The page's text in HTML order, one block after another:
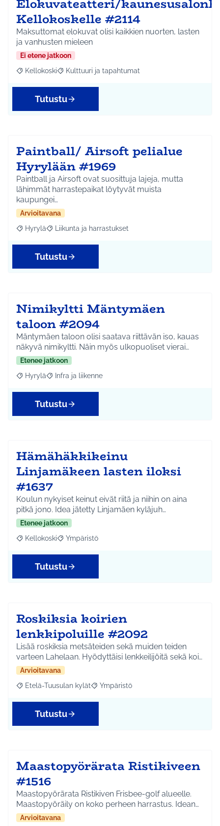
Elokuvateatteri/
Kellokoskelle #2114
Maksuttomat elokuvat olisi kaikkien nuorten, lasten
ja vanhusten mieleen
Ei etene jatkoon
Rajaa tulokset aihepiirin mukaan: Kellokoski
Kellokoski Rajaa tulokset teeman mukaan: Kulttuuri ja
Kulttuuri ja tapahtumat
Tutustu
Paintball/ Airsoft pelialue
Hyrylään #1969
Paintball ja Airsoft ovat suosittuja lajeja, mutta
lähimmät harrastepaikat löytyvät muista
kaupungei…
Arvioitavana
Rajaa tulokset aihepiirin mukaan: Hyrylä
Hyrylä Rajaa tulokset teeman mukaan: Liikunta ja
Liikunta ja harrastukset
Tutustu
Nimikyltti Mäntymäen
taloon #2094
Mäntymäen taloon olisi saatava riittävän iso, kauas
näkyvä nimikyltti. Näin myös ulkopuoliset vierai…
Etenee jatkoon
Rajaa tulokset aihepiirin mukaan: Hyrylä
Hyrylä Rajaa tulokset teeman mukaan: Infra ja liikenne
Infra ja liikenne
Tutustu
Hämähäkkikeinu
Linjamäkeen lasten iloksi
#1637
Koulun nykyiset keinut eivät riitä ja niihin on aina
pitkä jono. Idea jätetty Linjamäen kyläjuh…
Etenee jatkoon
Rajaa tulokset aihepiirin mukaan: Kellokoski
Kellokoski Rajaa tulokset teeman mukaan: Ympäristö
Ympäristö
Tutustu
Roskiksia koirien
lenkkipoluille #2092
Lisää roskiksia metsäteiden sekä muiden teiden
varteen Lahelaan. Hyödyttäisi lenkkeilijöitä sekä koi…
Arvioitavana
Rajaa tulokset aihepiirin mukaan: Etelä-Tuusulan kylät
Etelä-Tuusulan kylät Rajaa tulokset teeman mukaan:
Ympäristö
Tutustu
Maastopyörärata Ristikiveen
#1516
Maastopyörärata Ristikiven Frisbee-golf alueelle.
Maastopyöräily on koko perheen harrastus. Idean…
Arvioitavana